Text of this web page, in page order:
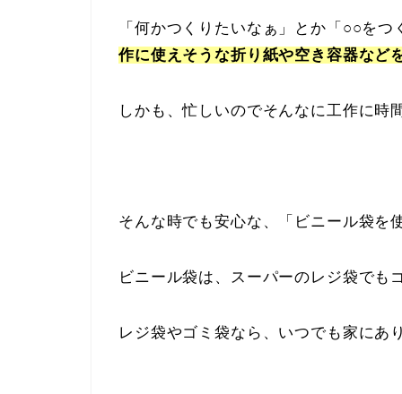
「何かつくりたいなぁ」とか「○○を
作に使えそうな折り紙や空き容器など
しかも、忙しいのでそんなに工作に時
そんな時でも安心な、「ビニール袋を
ビニール袋は、スーパーのレジ袋でも
レジ袋やゴミ袋なら、いつでも家にあ